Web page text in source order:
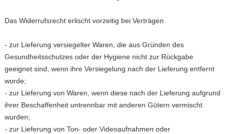
Das Widerrufsrecht erlischt vorzeitig bei Verträgen
- zur Lieferung versiegelter Waren, die aus Gründen des
Gesundheitsschutzes oder der Hygiene nicht zur Rückgabe
geeignet sind, wenn ihre Versiegelung nach der Lieferung entfernt
wurde;
- zur Lieferung von Waren, wenn diese nach der Lieferung aufgrund
ihrer Beschaffenheit untrennbar mit anderen Gütern vermischt
wurden;
- zur Lieferung von Ton- oder Videoaufnahmen oder